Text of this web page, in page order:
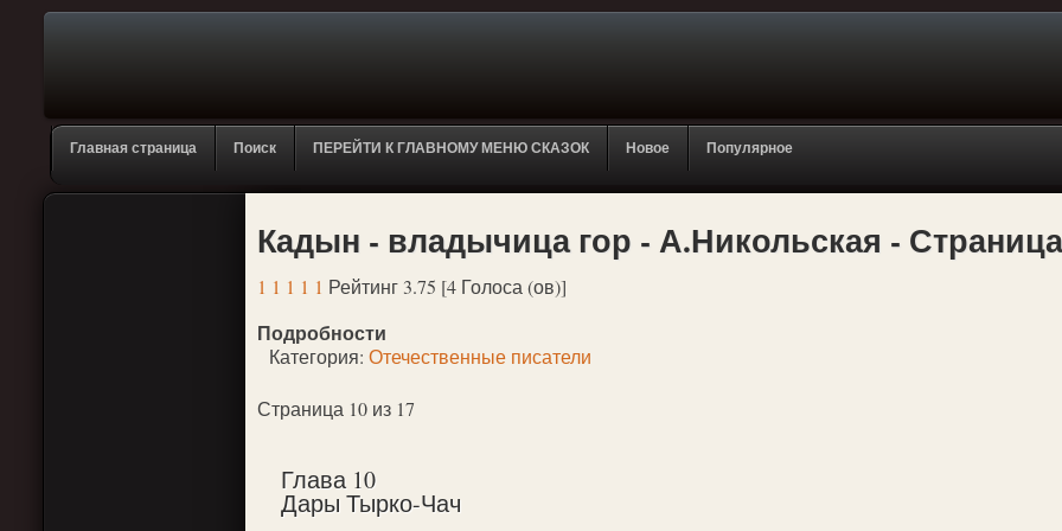
Главная страница Поиск ПЕРЕЙТИ К ГЛАВНОМУ МЕНЮ СКАЗОК Новое Популярное
Кадын - владычица гор - А.Никольская -
1 1 1 1 1 Рейтинг 3.75 [4 Голоса (ов)]
Подробности
Категория: Отечественные писатели
Страница 10 из 17
Глава 10
Дары Тырко-Чач